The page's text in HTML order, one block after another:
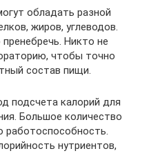
обладать разной
жиров, углеводов.
Никто не
чтобы точно
состав пищи.
подсчета калорий для
Большое количество
работоспособность.
нутриентов,